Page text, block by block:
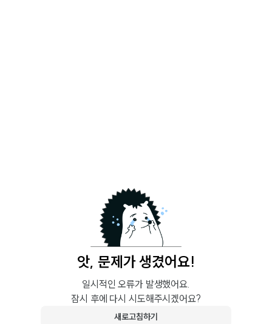
앗, 문제가 생겼어요!
일시적인 오류가 발생했어요.
잠시 후에 다시 시도해주시겠어요?
새로고침하기